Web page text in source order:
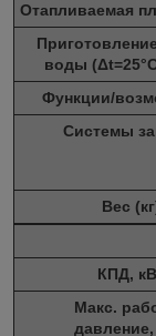
Отапливаемая
воды
Функции/
Системы
Вес
КПД,
Макс.